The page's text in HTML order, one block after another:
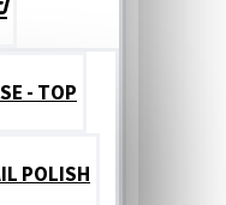
- TOP
POLISH